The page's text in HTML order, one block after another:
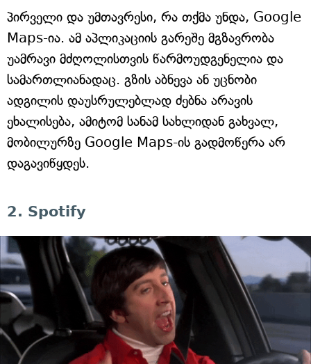
პირველი და უმთავრესი, რა თქმა უნდა, Google
Maps-ია. ამ აპლიკაციის გარეშე მგზავრობა
უამრავი მძღოლისთვის წარმოუდგენელია და
სამართლიანადაც. გზის აბნევა ან უცნობი
ადგილის დაუსრულებლად ძებნა არავის
ეხალისება, ამიტომ სანამ სახლიდან გახვალ,
მობილურზე Google Maps-ის გადმოწერა არ
დაგავიწყდეს.
2. Spotify